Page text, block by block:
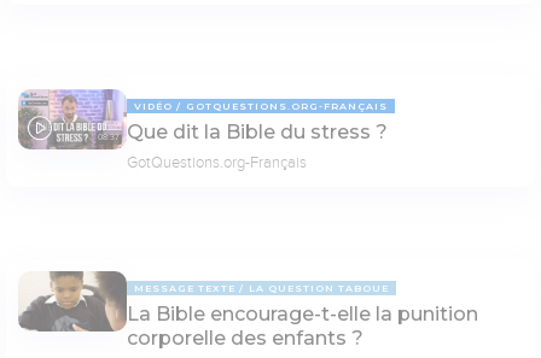
08:37
VIDÉO GOTQUESTIONS.ORG-FRANÇAIS
Que dit la Bible du stress ?
GotQuestions.org-Français
MESSAGE TEXTE LA QUESTION TABOUE
La Bible encourage-t-elle la punition
corporelle des enfants ?